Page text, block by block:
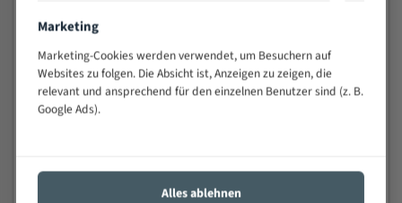
Technische Beschreibung:
Positiver Spanwinkel
Bandkörper aus hochlegiertem Federstahl
Marketing
Marketing-Cookies werden verwendet, um Besuchern auf
Websites zu folgen. Die Absicht ist, Anzeigen zu zeigen, die
relevant und ansprechend für den einzelnen Benutzer sind (z. B.
Google Ads).
Alles ablehnen